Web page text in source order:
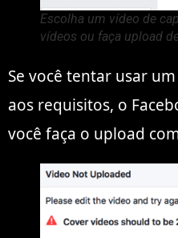
Escolha um vídeo de
vídeos ou faça upload
Se você tentar usar
aos requisitos, o
você faça o upload